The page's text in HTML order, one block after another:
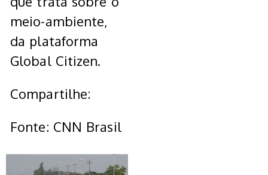
meio-ambiente,
da plataforma
Global Citizen.
Compartilhe:
Fonte: CNN Brasil